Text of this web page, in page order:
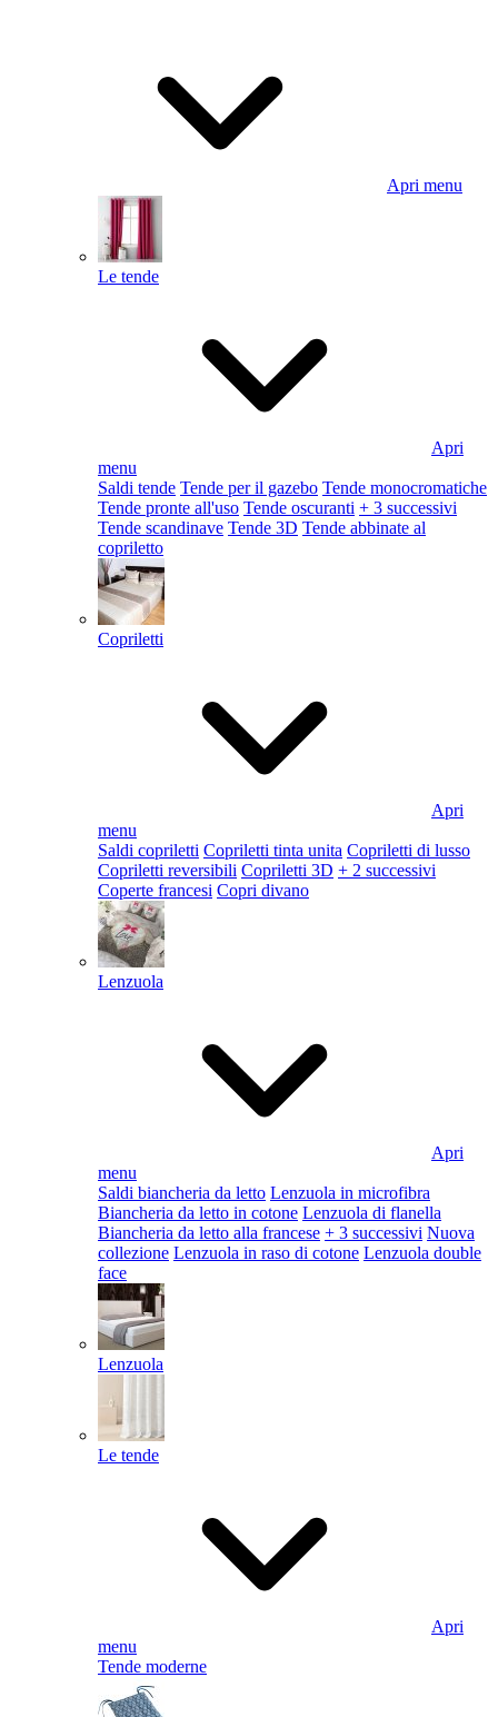
Apri menu
Le tende
Apri
menu
Saldi tende Tende per il gazebo Tende monocromatiche
Tende pronte all'uso Tende oscuranti + 3 successivi
Tende scandinave Tende 3D Tende abbinate al
copriletto
Copriletti
Apri
menu
Saldi copriletti Copriletti tinta unita Copriletti di lusso
Copriletti reversibili Copriletti 3D + 2 successivi
Coperte francesi Copri divano
Lenzuola
Apri
menu
Saldi biancheria da letto Lenzuola in microfibra
Biancheria da letto in cotone Lenzuola di flanella
Biancheria da letto alla francese + 3 successivi Nuova
collezione Lenzuola in raso di cotone Lenzuola double
face
Lenzuola
Le tende
Apri
menu
Tende moderne